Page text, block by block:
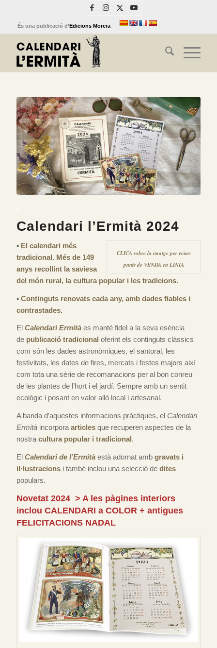
És una publicació d’Edicions Morera
Calendari l’Ermità 2024
CLICA sobre la imatge per veure
punts de VENDA en LÍNIA
▪️ El calendari més
tradicional. Més de 149
anys recollint la saviesa
del món rural, la cultura popular i les tradicions.
▪️ Continguts renovats cada any, amb dades fiables i
contrastades.
El Calendari Ermitàes manté fidel a la seva esència
de publicació tradicional oferint els continguts clàssics
com són les dades astronòmiques, el santoral, les
festivitats, les dates de fires, mercats i festes majors així
com tota una sèrie de recomanacions per al bon conreu
de les plantes de l’hort i el jardí. Sempre amb un sentit
ecològic i posant en valor allò local i artesanal.
A banda d’aquestes informacions pràctiques, el Calendari
Ermitàincorpora articlesque recuperen aspectes de la
nostra cultura popular i tradicional.
El Calendari de l’Ermitàestà adornat amb gravats i
il·lustracionsi també inclou una selecció de dites
populars.
Novetat 2024 > A les pàgines interiors
inclou CALENDARI a COLOR + antigues
FELICITACIONS NADAL